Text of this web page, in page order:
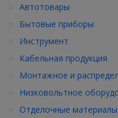
Автотовары
Бытовые приборы
Инструмент
Кабельная продукция
Монтажное и
Низковольтное
Отделочные материалы